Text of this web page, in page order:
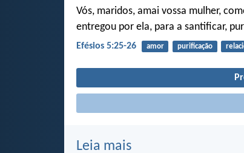
Vós, maridos, amai vossa mulher,
entregou por ela, para a santificar,
Efésios 5:25-26 amor purificação
Leia mais